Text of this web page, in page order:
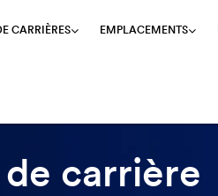
CARRIÈRES EMPLACEMENTS
carrière